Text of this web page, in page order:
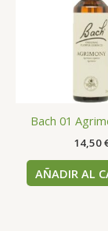
Bach 01
14,50
AÑADIR AL